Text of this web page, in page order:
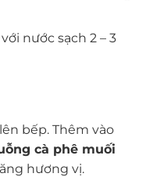
nước sạch 2 – 3
bếp. Thêm vào
cà phê muối
hương vị.